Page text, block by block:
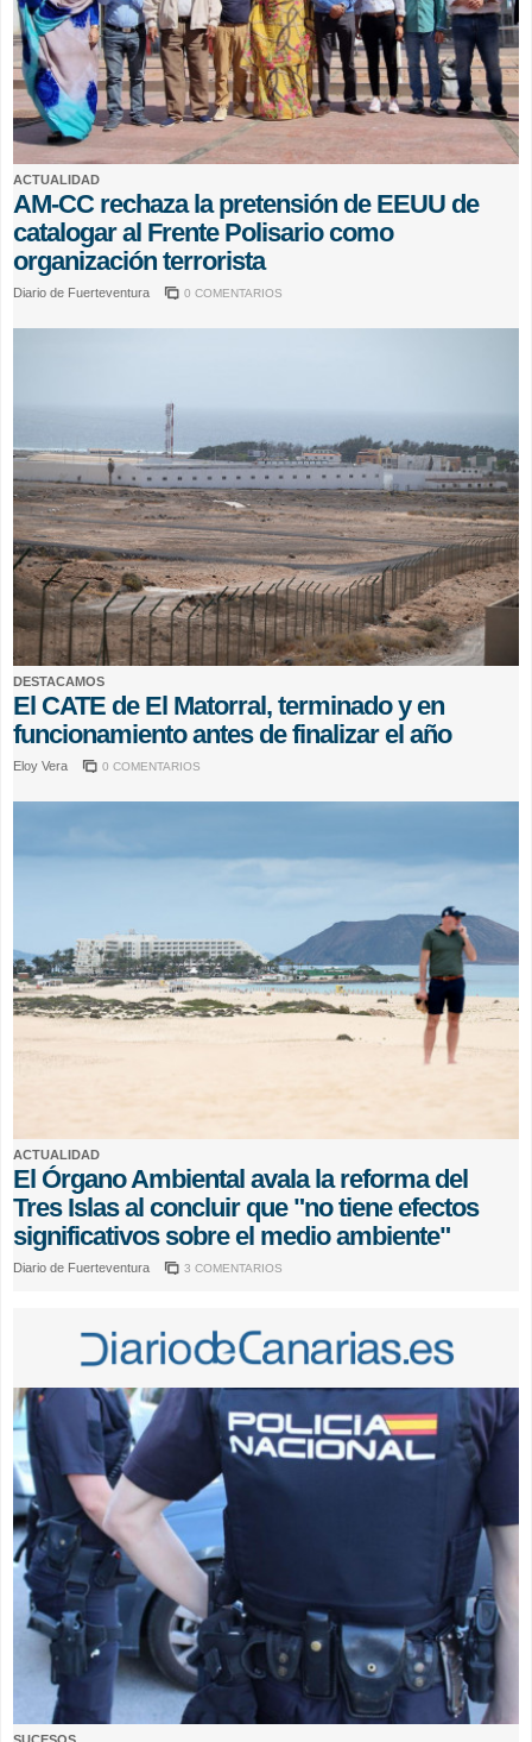
ACTUALIDAD
AM-CC rechaza la pretensión de EEUU de
catalogar al Frente Polisario como
organización terrorista
Diario de Fuerteventura 0 COMENTARIOS
DESTACAMOS
El CATE de El Matorral, terminado y en
funcionamiento antes de finalizar el año
Eloy Vera 0 COMENTARIOS
ACTUALIDAD
El Órgano Ambiental avala la reforma del
Tres Islas al concluir que "no tiene efectos
significativos sobre el medio ambiente"
Diario de Fuerteventura 3 COMENTARIOS